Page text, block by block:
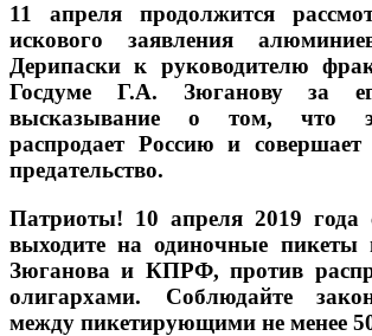
11 апреля продолжится
искового заявления
Дерипаски к руководителю
Госдуме Г.А. Зюганову за
высказывание о том, что
распродает Россию и совершает
предательство.
Патриоты! 10 апреля 2019 года
выходите на одиночные
Зюганова и КПРФ, против
олигархами. Соблюдайте
между пикетирующими не менее